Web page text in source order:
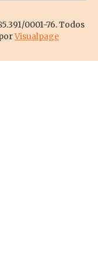
0001-76. Todos
Visualpage